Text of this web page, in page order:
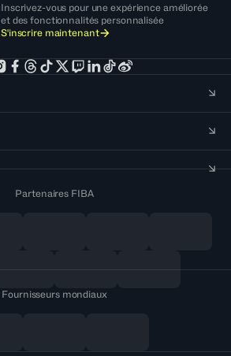
Inscrivez-vous pour une expérience améliorée
et des fonctionnalités personnalisée
S'inscrire maintenant
Partenaires FIBA
Fournisseurs mondiaux